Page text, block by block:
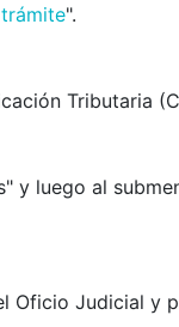
".
Tributaria
y luego al
Oficio Judicial y